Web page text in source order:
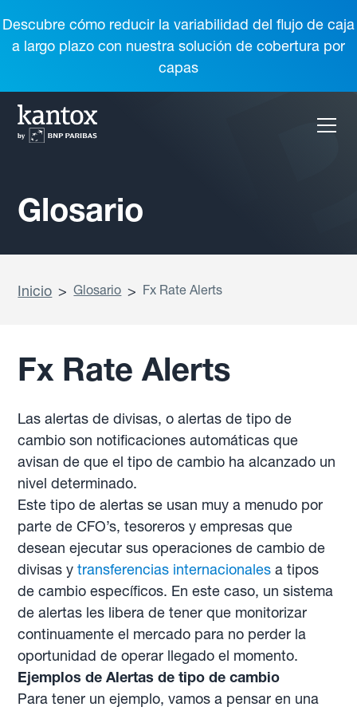
Descubre cómo reducir la variabilidad del flujo de caja
a largo plazo con nuestra solución de cobertura por
capas
Glosario
Inicio > Glosario > Fx Rate Alerts
Fx Rate Alerts
Las alertas de divisas, o alertas de tipo de
cambio son notificaciones automáticas que
avisan de que el tipo de cambio ha alcanzado un
nivel determinado.
Este tipo de alertas se usan muy a menudo por
parte de CFO’s, tesoreros y empresas que
desean ejecutar sus operaciones de cambio de
divisas ytransferencias internacionales a tipos
de cambio específicos. En este caso, un sistema
de alertas les libera de tener que monitorizar
continuamente el mercado para no perder la
oportunidad de operar llegado el momento.
Ejemplos de Alertas de tipo de cambio
Para tener un ejemplo, vamos a pensar en una